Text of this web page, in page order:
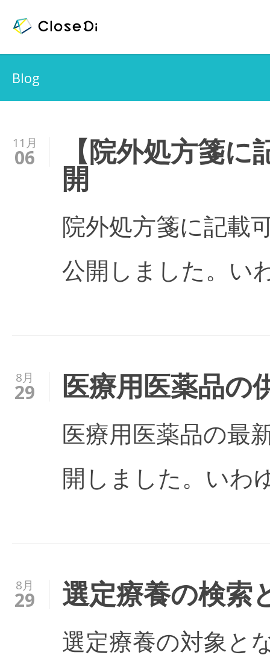
Blog
11月
06 【院外処方箋
開
院外処方箋に記載
公開しました。い
8月
29 医療用医薬品の
医療用医薬品の最
開しました。いわ
8月
29 選定療養の検索
選定療養の対象と